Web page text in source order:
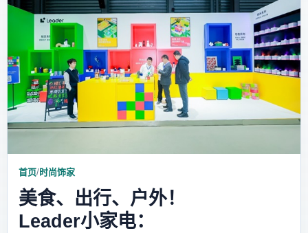
家居风水 家居欣赏
时尚饰家 装修设计
家具知识 家居文化
家装攻略 创意家居
首页/时尚饰家
美食、出行、户外！
Leader小家电：